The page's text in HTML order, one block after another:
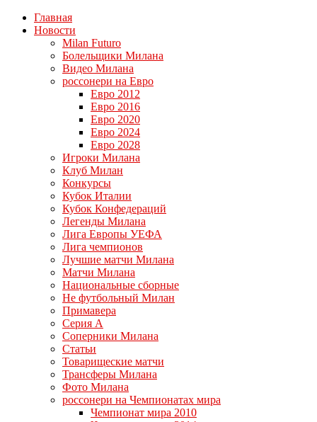
Главная
Новости
Milan Futuro
Болельщики Милана
Видео Милана
россонери на Евро
Евро 2012
Евро 2016
Евро 2020
Евро 2024
Евро 2028
Игроки Милана
Клуб Милан
Конкурсы
Кубок Италии
Кубок Конфедераций
Легенды Милана
Лига Европы УЕФА
Лига чемпионов
Лучшие матчи Милана
Матчи Милана
Национальные сборные
Не футбольный Милан
Примавера
Серия А
Соперники Милана
Статьи
Товарищеские матчи
Трансферы Милана
Фото Милана
россонери на Чемпионатах мира
Чемпионат мира 2010